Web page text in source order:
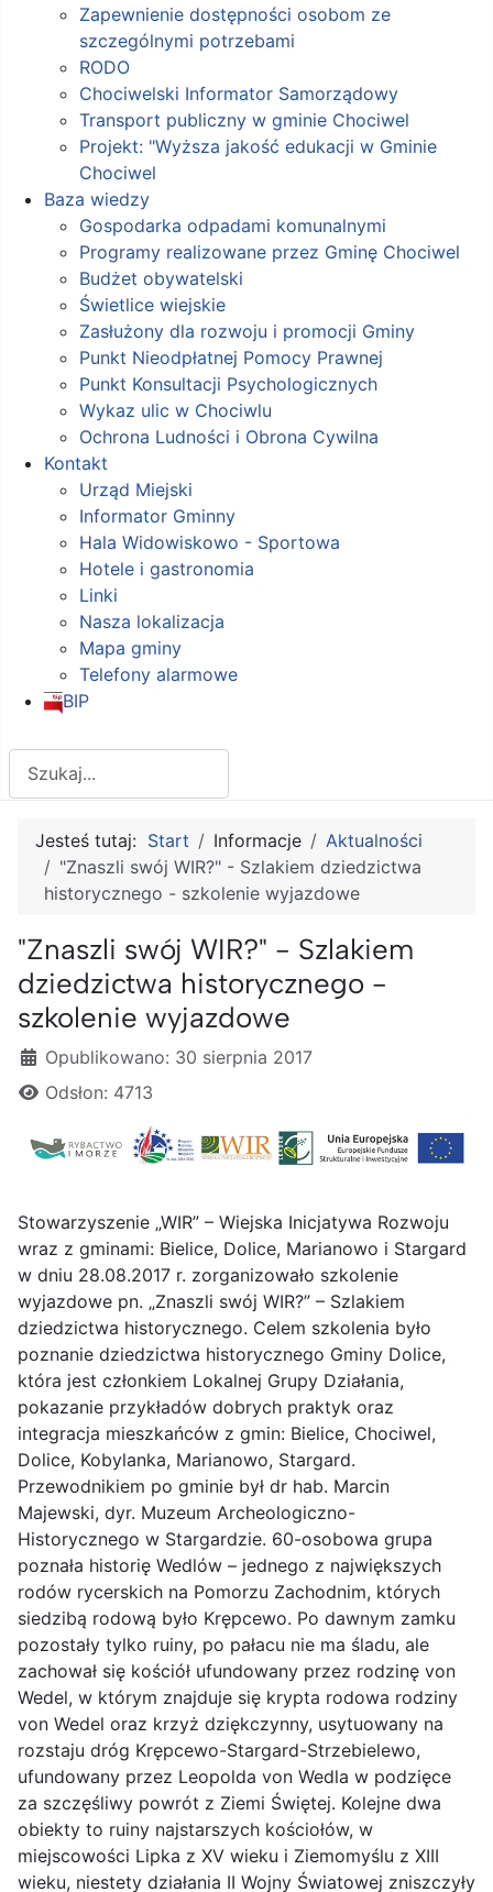
Zapewnienie dostępności osobom ze
szczególnymi potrzebami
RODO
Chociwelski Informator Samorządowy
Transport publiczny w gminie Chociwel
Projekt: "Wyższa jakość edukacji w Gminie
Chociwel
Baza wiedzy
Gospodarka odpadami komunalnymi
Programy realizowane przez Gminę Chociwel
Budżet obywatelski
Świetlice wiejskie
Zasłużony dla rozwoju i promocji Gminy
Punkt Nieodpłatnej Pomocy Prawnej
Punkt Konsultacji Psychologicznych
Wykaz ulic w Chociwlu
Ochrona Ludności i Obrona Cywilna
Kontakt
Urząd Miejski
Informator Gminny
Hala Widowiskowo - Sportowa
Hotele i gastronomia
Linki
Nasza lokalizacja
Mapa gminy
Telefony alarmowe
BIP
Jesteś tutaj: Start Informacje
Aktualności
"Znaszli swój WIR?" - Szlakiem dziedzictwa
historycznego - szkolenie wyjazdowe
"Znaszli swój WIR?" - Szlakiem
dziedzictwa historycznego -
szkolenie wyjazdowe
Szczegóły
Opublikowano: 30 sierpnia 2017
Odsłon: 4713
Stowarzyszenie „WIR” – Wiejska Inicjatywa Rozwoju
wraz z gminami: Bielice, Dolice, Marianowo i Stargard
w dniu 28.08.2017 r. zorganizowało szkolenie
wyjazdowe pn. „Znaszli swój WIR?” – Szlakiem
dziedzictwa historycznego. Celem szkolenia było
poznanie dziedzictwa historycznego Gminy Dolice,
która jest członkiem Lokalnej Grupy Działania,
pokazanie przykładów dobrych praktyk oraz
integracja mieszkańców z gmin: Bielice, Chociwel,
Dolice, Kobylanka, Marianowo, Stargard.
Przewodnikiem po gminie był dr hab. Marcin
Majewski, dyr. Muzeum Archeologiczno-
Historycznego w Stargardzie. 60-osobowa grupa
poznała historię Wedlów – jednego z największych
rodów rycerskich na Pomorzu Zachodnim, których
siedzibą rodową było Krępcewo. Po dawnym zamku
pozostały tylko ruiny, po pałacu nie ma śladu, ale
zachował się kościół ufundowany przez rodzinę von
Wedel, w którym znajduje się krypta rodowa rodziny
von Wedel oraz krzyż dziękczynny, usytuowany na
rozstaju dróg Krępcewo-Stargard-Strzebielewo,
ufundowany przez Leopolda von Wedla w podzięce
za szczęśliwy powrót z Ziemi Świętej. Kolejne dwa
obiekty to ruiny najstarszych kościołów, w
miejscowości Lipka z XV wieku i Ziemomyślu z XIII
wieku, niestety działania II Wojny Światowej zniszczyły